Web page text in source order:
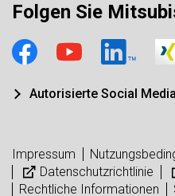
Folgen Sie
Autorisierte Social
Impressum
Datenschutzrichtlinie
Rechtliche Informationen